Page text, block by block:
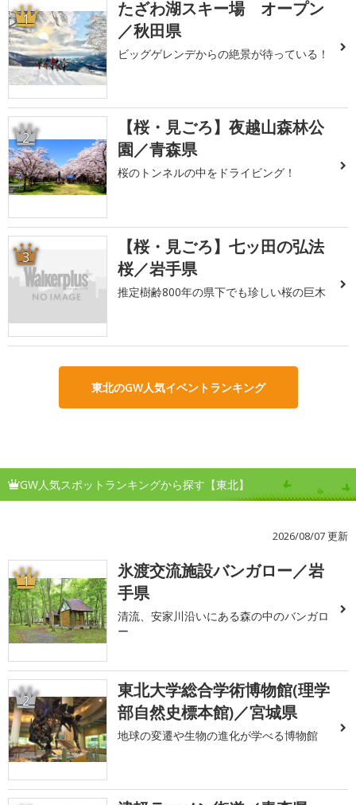
1
たざわ湖スキー場 オープン
／秋田県
ビッグゲレンデからの絶景が待っている！
2
【桜・見ごろ】夜越山森林公
園／青森県
桜のトンネルの中をドライビング！
3
【桜・見ごろ】七ッ田の弘法
桜／岩手県
推定樹齢800年の県下でも珍しい桜の巨木
東北のGW人気イベントランキング
GW人気スポットランキングから探す【東北】
2026/08/07 更新
1
氷渡交流施設バンガロー／岩
手県
清流、安家川沿いにある森の中のバンガロ
ー
2
東北大学総合学術博物館(理学
部自然史標本館)／宮城県
地球の変遷や生物の進化が学べる博物館